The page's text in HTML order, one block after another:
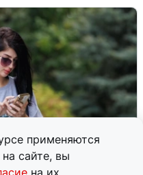
применяются
сайте, вы
на их